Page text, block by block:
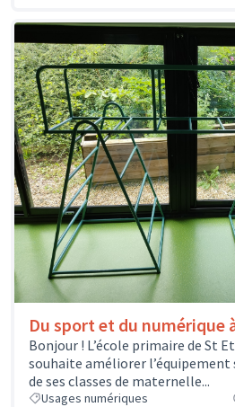
Du sport et du numérique
Bonjour ! L’école primaire de St
souhaite améliorer
de ses classes de maternelle...
Usages numériques